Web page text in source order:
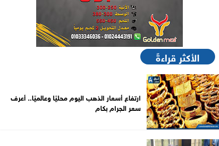
الأكثر قراءةً
ارتفاع أسعار الذهب اليوم محليًا وعالميًا.. أعرف
سعر الجرام بكام